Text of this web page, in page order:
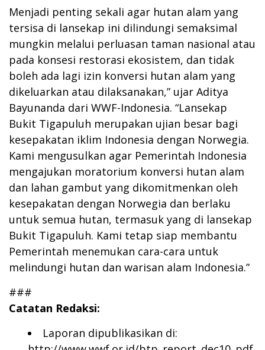
Menjadi penting sekali agar hutan alam yang
tersisa di lansekap ini dilindungi semaksimal
mungkin melalui perluasan taman nasional atau
pada konsesi restorasi ekosistem, dan tidak
boleh ada lagi izin konversi hutan alam yang
dikeluarkan atau dilaksanakan,” ujar Aditya
Bayunanda dari WWF-Indonesia. “Lansekap
Bukit Tigapuluh merupakan ujian besar bagi
kesepakatan iklim Indonesia dengan Norwegia.
Kami mengusulkan agar Pemerintah Indonesia
mengajukan moratorium konversi hutan alam
dan lahan gambut yang dikomitmenkan oleh
kesepakatan dengan Norwegia dan berlaku
untuk semua hutan, termasuk yang di lansekap
Bukit Tigapuluh. Kami tetap siap membantu
Pemerintah menemukan cara-cara untuk
melindungi hutan dan warisan alam Indonesia.”
###
Catatan Redaksi:
Laporan dipublikasikan di: